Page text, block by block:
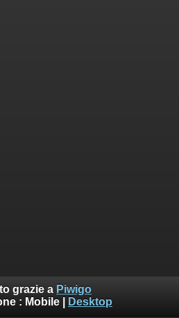
grazie a Piwigo
: Mobile Desktop